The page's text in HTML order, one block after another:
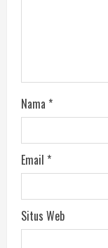
Nama *
Email *
Situs Web